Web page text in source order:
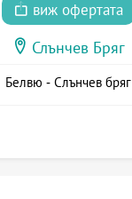
виж офертата
Слънчев Бряг
Белвю - Слънчев бряг